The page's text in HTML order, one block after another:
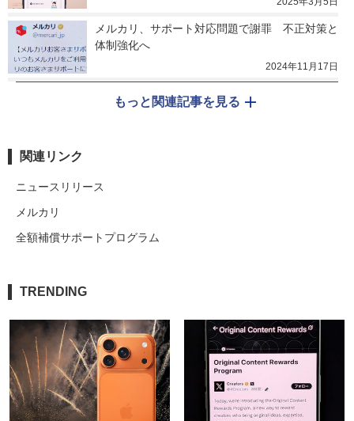
メルカリ、サポート対応問題で謝罪　不正対策と
体制強化へ
2024年11月17日
もっと関連記事を見る
関連リンク
ニュースリリース
メルカリ
全額補償サポートプログラム
TRENDING